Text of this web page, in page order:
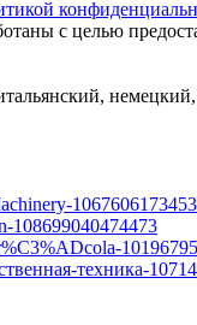
с целью
108699040474473
техника-